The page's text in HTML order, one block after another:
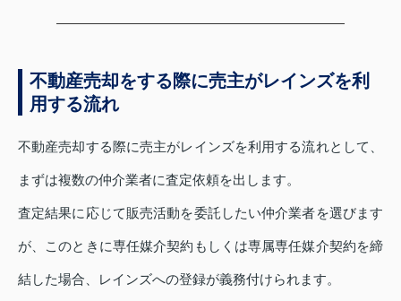
不動産売却をする際に売主がレインズを利
用する流れ
不動産売却する際に売主がレインズを利用する流れとして、
まずは複数の仲介業者に査定依頼を出します。
査定結果に応じて販売活動を委託したい仲介業者を選びます
が、このときに専任媒介契約もしくは専属専任媒介契約を締
結した場合、レインズへの登録が義務付けられます。